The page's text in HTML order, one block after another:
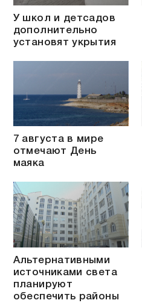
У школ и детсадов
дополнительно
установят укрытия
7 августа в мире
отмечают День
маяка
Альтернативными
источниками света
планируют
обеспечить районы